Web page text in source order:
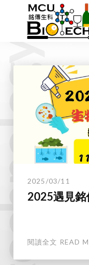
2025/03/11
2025遇見銘
閱讀全文 READ